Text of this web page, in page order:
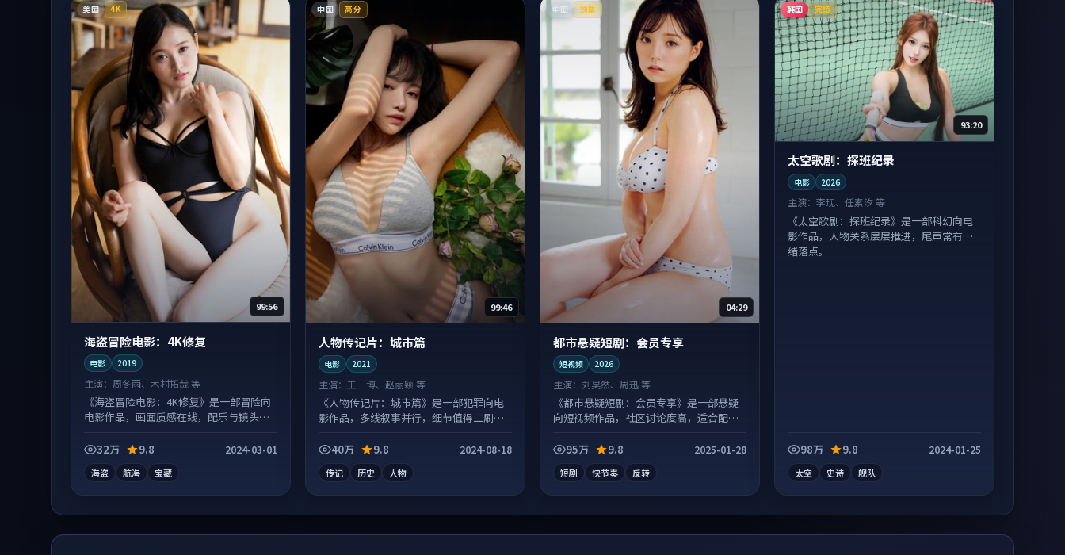
美国 4K
99:56
海盗冒险电影：4K修复
电影 2019
主演： 周冬雨、木村拓哉 等
《海盗冒险电影：4K修复》是一部冒险向
电影作品，画面质感在线，配乐与镜头配
32万
9.8 2024-03-01
海盗 航海 宝藏
中国 高分
99:46
人物传记片：城市篇
电影 2021
主演： 王一博、赵丽颖 等
《人物传记片：城市篇》是一部犯罪向电
影作品，多线叙事并行，细节值得二刷回
40万
9.8 2024-08-18
传记 历史 人物
中国 独播
04:29
都市悬疑短剧：会员专享
短视频 2026
主演： 刘昊然、周迅 等
《都市悬疑短剧：会员专享》是一部悬疑
向短视频作品，社区讨论度高，适合配弹
95万
9.8 2025-01-28
短剧 快节奏 反转
韩国 完结
93:20
太空歌剧：探班纪录
电影 2026
主演：李现、任素汐 等
《太空歌剧：探班纪录》是一部科幻向电
影作品，人物关系层层推进，尾声常有情
绪落点。
98万 9.8 2024-01-25
太空 史诗 舰队